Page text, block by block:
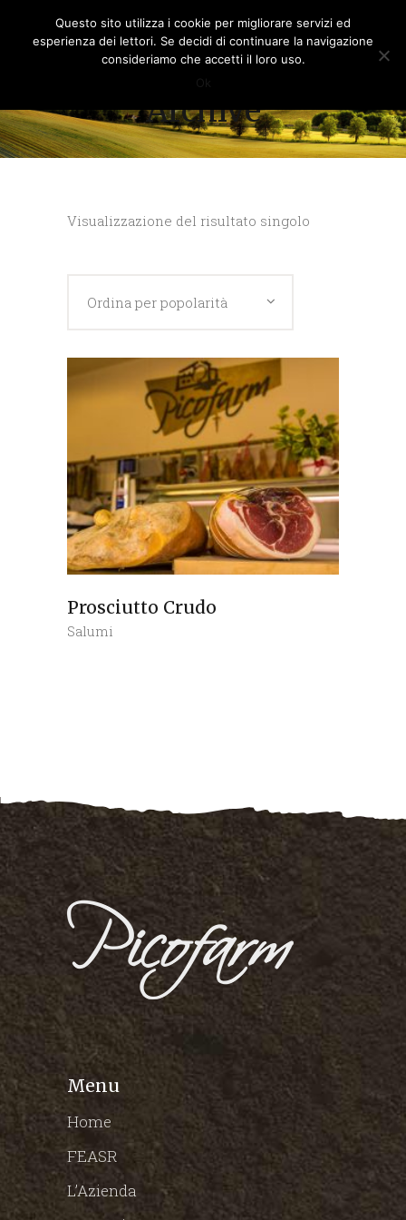
Archive
Visualizzazione del risultato singolo
Ordina per popolarità
Prosciutto Crudo
Salumi
Menu
Home
FEASR
L’Azienda
Questo sito utilizza i cookie per migliorare servizi ed
esperienza dei lettori. Se decidi di continuare la navigazione
consideriamo che accetti il loro uso.